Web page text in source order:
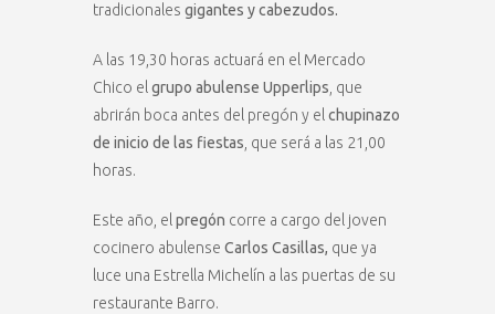
tradicionales gigantes y cabezudos.
A las 19,30 horas actuará en el Mercado
Chico el grupo abulense Upperlips , que
abrirán boca antes del pregón y el chupinazo
de inicio de las fiestas , que será a las 21,00
horas.
Este año, el pregón corre a cargo del joven
cocinero abulense Carlos Casillas, que ya
luce una Estrella Michelín a las puertas de su
restaurante Barro.